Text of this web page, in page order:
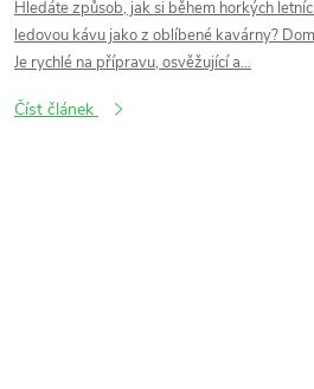
Hledáte způsob, jak si během horkých
ledovou kávu jako z oblíbené kavárny?
Je rychlé na přípravu, osvěžující a...
Číst článek